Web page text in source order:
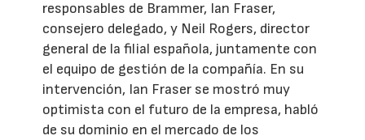
responsables de Brammer, Ian Fraser,
consejero delegado, y Neil Rogers, director
general de la filial española, juntamente con
el equipo de gestión de la compañía. En su
intervención, Ian Fraser se mostró muy
optimista con el futuro de la empresa, habló
de su dominio en el mercado de los